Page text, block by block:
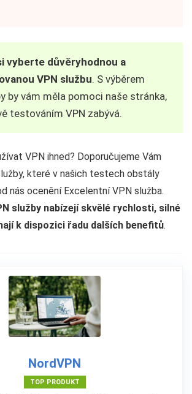
vyberte důvěryhodnou a
VPN službu. S výběrem
by vám měla pomoci naše stránka,
testováním VPN zabývá.
VPN ihned? Doporučujeme Vám
které v našich testech obstály
nás ocenění Excelentní VPN služba.
služby nabízejí skvělé rychlosti, silné
k dispozici řadu dalších benefitů.
NordVPN
TOP PRODUKT